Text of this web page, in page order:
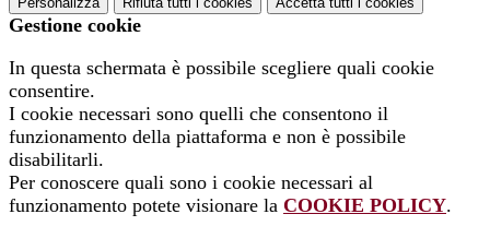
Gestione cookie
In questa schermata è possibile scegliere quali cookie
consentire.
I cookie necessari sono quelli che consentono il
funzionamento della piattaforma e non è possibile
disabilitarli.
Per conoscere quali sono i cookie necessari al
funzionamento potete visionare la COOKIE POLICY.